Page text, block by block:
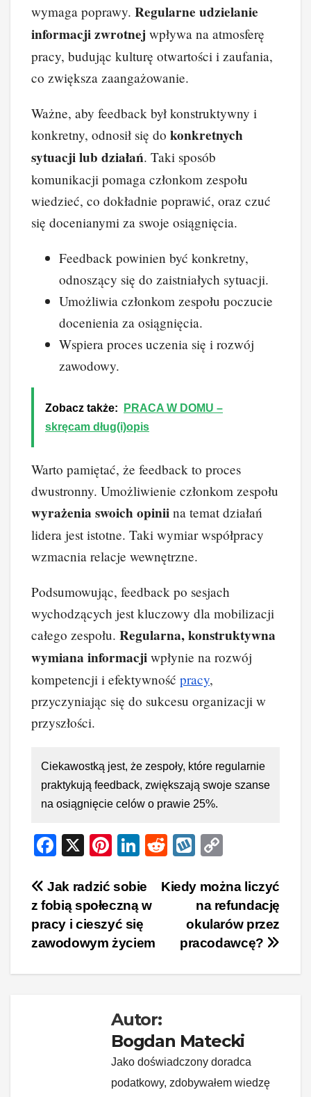
wymaga poprawy. Regularne udzielanie
informacji zwrotnej wpływa na atmosferę
pracy, budując kulturę otwartości i zaufania,
co zwiększa zaangażowanie.
Ważne, aby feedback był konstruktywny i
konkretny, odnosił się do konkretnych
sytuacji lub działań. Taki sposób
komunikacji pomaga członkom zespołu
wiedzieć, co dokładnie poprawić, oraz czuć
się docenianymi za swoje osiągnięcia.
Feedback powinien być konkretny,
odnoszący się do zaistniałych sytuacji.
Umożliwia członkom zespołu poczucie
docenienia za osiągnięcia.
Wspiera proces uczenia się i rozwój
zawodowy.
Zobacz także:
PRACA W DOMU –
skręcam dług(i)opis
Warto pamiętać, że feedback to proces
dwustronny. Umożliwienie członkom zespołu
wyrażenia swoich opinii na temat działań
lidera jest istotne. Taki wymiar współpracy
wzmacnia relacje wewnętrzne.
Podsumowując, feedback po sesjach
wychodzących jest kluczowy dla mobilizacji
całego zespołu. Regularna, konstruktywna
wymiana informacji wpłynie na rozwój
kompetencji i efektywność pracy,
przyczyniając się do sukcesu organizacji w
przyszłości.
Ciekawostką jest, że zespoły, które regularnie
praktykują feedback, zwiększają swoje szanse
na osiągnięcie celów o prawie 25%.
F
c
e
b
o
X
Pi
er
e
st
Li
k
e
dI
R
d
W
o
p
p
y
Li
k
Nawigacja
wpisu
Kiedy można liczyć
na refundację
okularów przez
pracodawcę?
Jak radzić sobie
z fobią społeczną w
pracy i cieszyć się
zawodowym życiem
Autor:
Bogdan Matecki
Jako doświadczony doradca
podatkowy, zdobywałem wiedzę